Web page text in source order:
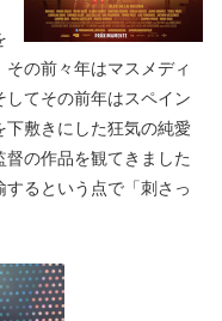
その前々年はマスメディ
してその前年はスペイン
敷きにした狂気の純愛
督の作品を観てきました
るという点で「刺さっ